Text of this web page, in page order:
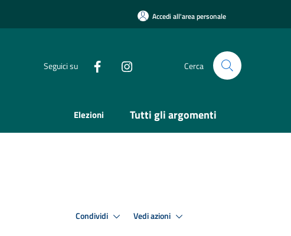
Accedi all'area personale
Seguici su Cerca
Elezioni Tutti gli argomenti
Condividi Vedi azioni